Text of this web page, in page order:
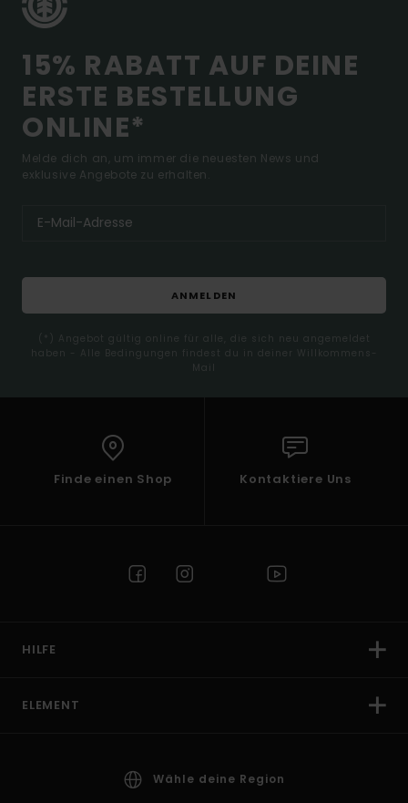
15% RABATT AUF DEINE
ERSTE BESTELLUNG
ONLINE*
Melde dich an, um immer die neuesten News und
exklusive Angebote zu erhalten.
ANMELDEN
(*) Angebot gültig online für alle, die sich neu angemeldet
haben - Alle Bedingungen findest du in deiner Willkommens-
Mail
Finde einen Shop Kontaktiere Uns
HILFE
ELEMENT
Wähle deine Region